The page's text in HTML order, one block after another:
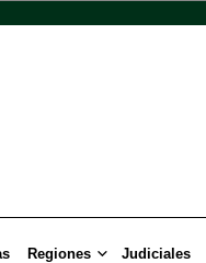
Regiones Judiciales